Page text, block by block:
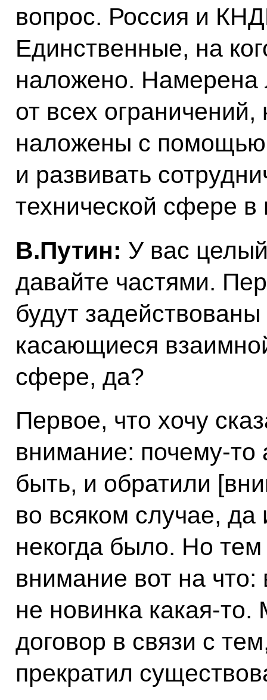
вопрос. Россия и
Единственные, на
наложено. Намерена
от всех
наложены с
и развивать
технической сфере
В.Путин: У вас
давайте частями.
будут
касающиеся
сфере, да?
Первое, что хочу
внимание: почему-
быть, и обратили
во всяком случае, да
некогда было. Но
внимание вот на что:
не новинка какая-
договор в связи с
прекратил